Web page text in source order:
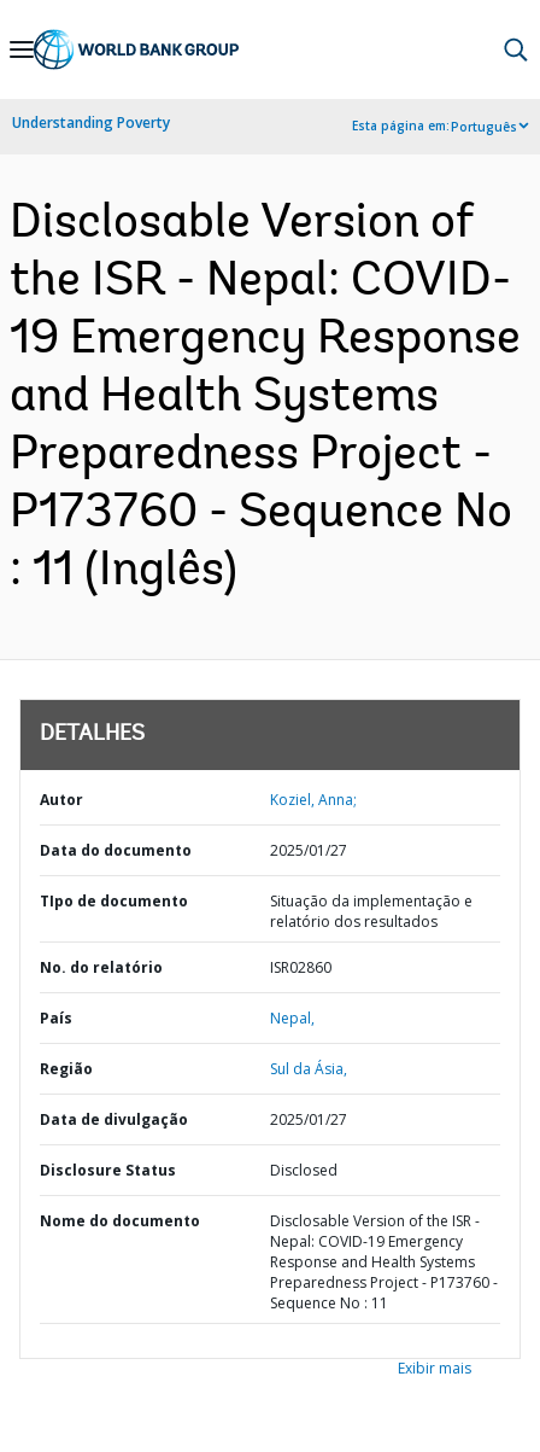
Skip
Navigation
Understanding Poverty Esta página em:Português
Disclosable Version of
the ISR - Nepal: COVID-
19 Emergency Response
and Health Systems
Preparedness Project -
P173760 - Sequence No
: 11 (Inglês)
DETALHES
Autor Koziel, Anna;
Data do documento 2025/01/27
TIpo de documento
Situação da implementação e
relatório dos resultados
No. do relatório ISR02860
País Nepal,
Região Sul da Ásia,
Data de divulgação 2025/01/27
Disclosure Status Disclosed
Nome do documento
Disclosable Version of the ISR -
Nepal: COVID-19 Emergency
Response and Health Systems
Preparedness Project - P173760 -
Sequence No : 11
Exibir mais